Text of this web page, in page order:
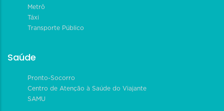
Metrô
Táxi
Transporte Público
Saúde
Pronto-Socorro
Centro de Atenção à Saúde do Viajante
SAMU